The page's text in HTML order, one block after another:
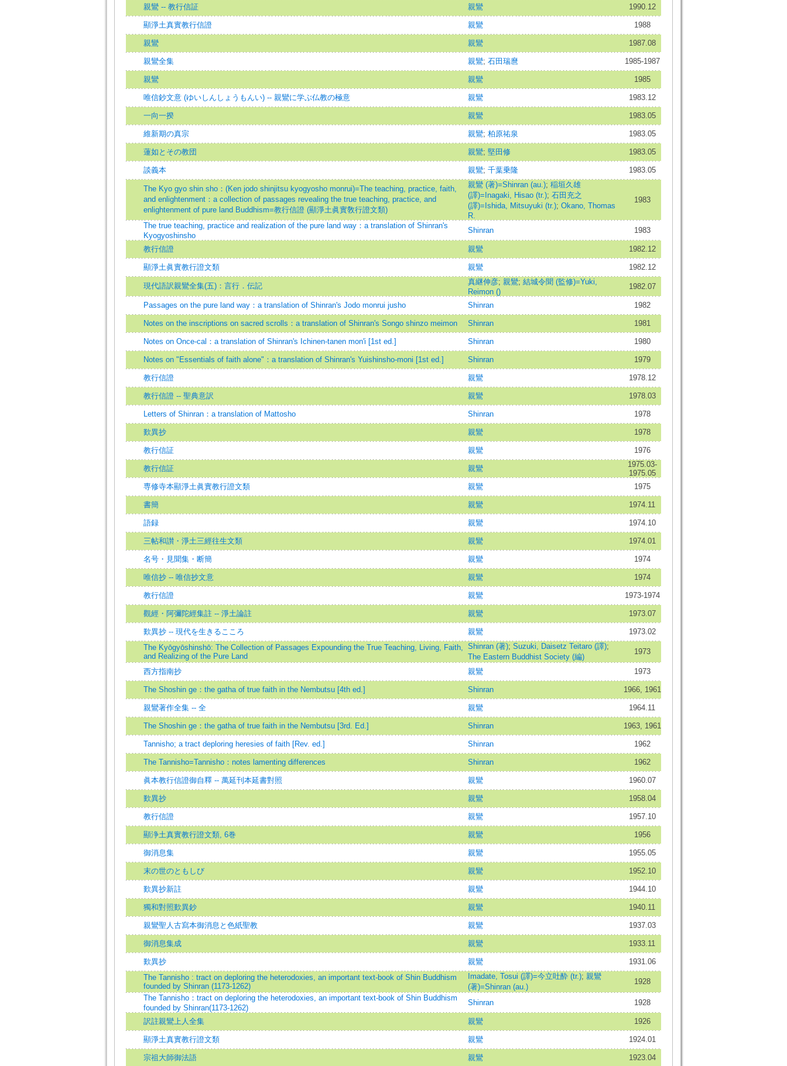
親鸞 -- 教行信証 親鸞 1990.12
顯淨土真實教行信證 親鸞 1988
親鸞 親鸞 1987.08
親鸞全集 親鸞; 石田瑞麿 1985-1987
親鸞 親鸞 1985
唯信鈔文意 (ゆいしんしょうもんい) -- 親鸞に学ぶ仏教の極意 親鸞 1983.12
一向一揆 親鸞 1983.05
維新期の真宗 親鸞; 柏原祐泉 1983.05
蓮如とその教団 親鸞; 堅田修 1983.05
談義本 親鸞; 千葉乗隆 1983.05
The Kyo gyo shin sho：(Ken jodo shinjitsu kyogyosho monrui)=The teaching, practice, faith,
and enlightenment：a collection of passages revealing the true teaching, practice, and
enlightenment of pure land Buddhism=教行信證 (顯淨土眞實敎行證文類)
親鸞 (著)=Shinran (au.); 稲垣久雄
(譯)=Inagaki, Hisao (tr.); 石田充之
(譯)=Ishida, Mitsuyuki (tr.); Okano, Thomas
R.
1983
The true teaching, practice and realization of the pure land way：a translation of Shinran's
Kyogyoshinsho
Shinran 1983
教行信證 親鸞 1982.12
顯淨土眞實教行證文類 親鸞 1982.12
現代語訳親鸞全集(五)：言行．伝記 真継伸彦; 親鸞; 結城令聞 (監修)=Yuki,
Reimon ()
1982.07
Passages on the pure land way：a translation of Shinran's Jodo monrui jusho Shinran 1982
Notes on the inscriptions on sacred scrolls：a translation of Shinran's Songo shinzo meimon Shinran 1981
Notes on Once-cal：a translation of Shinran's Ichinen-tanen mon'i [1st ed.] Shinran 1980
Notes on "Essentials of faith alone"：a translation of Shinran's Yuishinsho-moni [1st ed.] Shinran 1979
教行信證 親鸞 1978.12
教行信證 -- 聖典意訳 親鸞 1978.03
Letters of Shinran：a translation of Mattosho Shinran 1978
歎異抄 親鸞 1978
教行信証 親鸞 1976
教行信証 親鸞
1975.03-
1975.05
専修寺本顯淨土眞實教行證文類
親鸞 1975
書簡 親鸞 1974.11
語録 親鸞 1974.10
三帖和讃・淨土三經往生文類 親鸞 1974.01
名号・見聞集・断簡 親鸞 1974
唯信抄 -- 唯信抄文意 親鸞 1974
教行信證 親鸞 1973-1974
觀經・阿彌陀經集註 -- 淨土論註 親鸞 1973.07
歎異抄 -- 現代を生きるこころ 親鸞
1973.02
The Kyōgyōshinshō: The Collection of Passages Expounding the True Teaching, Living, Faith,
and Realizing of the Pure Land
Shinran (著); Suzuki, Daisetz Teitaro (譯);
The Eastern Buddhist Society (編)
1973
西方指南抄 親鸞 1973
The Shoshin ge：the gatha of true faith in the Nembutsu [4th ed.] Shinran 1966, 1961
親鸞著作全集 -- 全 親鸞 1964.11
The Shoshin ge：the gatha of true faith in the Nembutsu [3rd. Ed.] Shinran 1963, 1961
Tannisho; a tract deploring heresies of faith [Rev. ed.] Shinran 1962
The Tannisho=Tannisho：notes lamenting differences Shinran 1962
眞本教行信證御自釋 -- 萬延刊本延書對照 親鸞 1960.07
歎異抄 親鸞 1958.04
教行信證 親鸞 1957.10
顯浄土真實教行證文類, 6巻 親鸞 1956
御消息集 親鸞 1955.05
末の世のともしび 親鸞 1952.10
歎異抄新註 親鸞 1944.10
獨和對照歎異鈔 親鸞 1940.11
親鸞聖人古寫本御消息と色紙聖教 親鸞 1937.03
御消息集成 親鸞 1933.11
歎異抄 親鸞
1931.06
The Tannisho : tract on deploring the heterodoxies, an important text-book of Shin Buddhism
founded by Shinran (1173-1262)
Imadate, Tosui (譯)=今立吐酔 (tr.); 親鸞
(著)=Shinran (au.)
1928
The Tannisho：tract on deploring the heterodoxies, an important text-book of Shin Buddhism
founded by Shinran(1173-1262)
Shinran 1928
訳註親鸞上人全集 親鸞 1926
顯淨土真實教行證文類 親鸞 1924.01
宗祖大師御法語 親鸞 1923.04